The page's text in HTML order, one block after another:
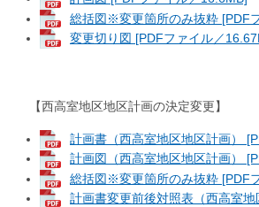
総括図※変更箇所のみ抜粋 [PDF
変更切り図 [PDFファイル／
【西高室地区地区計画の決定変更】
計画書（西高室地区地区計画）
計画図（西高室地区地区計画）
総括図※変更箇所のみ抜粋 [PDF
計画書変更前後対照表（西高室